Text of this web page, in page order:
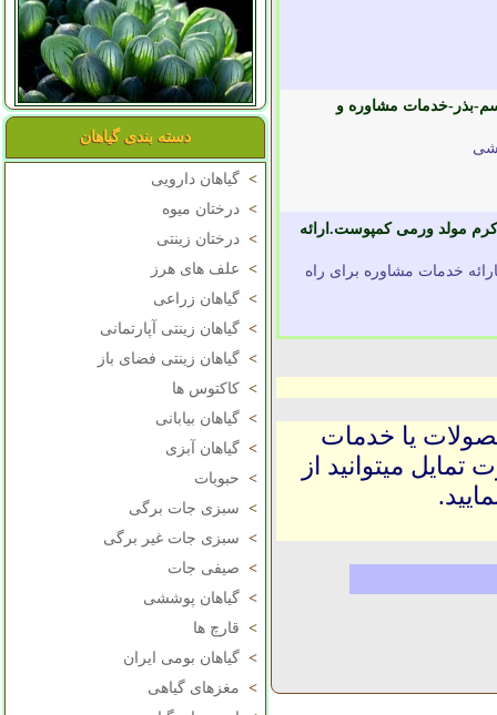
دسته بندی گیاهان
> گیاهان دارویی
> درختان میوه
> درختان زینتی
> علف های هرز
> گیاهان زراعی
> گیاهان زینتی آپارتمانی
> گیاهان زینتی فضای باز
> کاکتوس ها
> گیاهان بیابانی
> گیاهان آبزی
> حبوبات
> سبزی جات برگی
> سبزی جات غیر برگی
> صیفی جات
> گیاهان پوششی
> قارچ ها
> گیاهان بومی ایران
> مغزهای گیاهی
بذر-خدمات مشاوره و
مولد ورمی کمپوست.ارائه
خدمات مشاوره برای راه
یا خدمات
میتوانید از